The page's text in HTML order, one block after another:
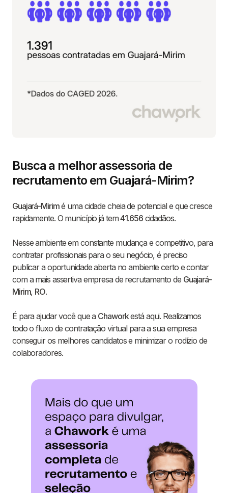
Busca a melhor assessoria de
recrutamento em Guajará-Mirim?
Guajará-Mirimé uma cidade cheia de potencial e que cresce
rapidamente. O município já tem41.656cidadãos.
Nesse ambiente em constante mudança e competitivo, para
contratar profissionais para o seu negócio, é preciso
publicar a oportunidade aberta no ambiente certo e contar
com a mais assertiva empresa de recrutamento de Guajará-
Mirim, RO.
É para ajudar você que a Chaworkestá aqui. Realizamos
todo o fluxo de contratação virtual para a sua empresa
conseguir os melhores candidatos e minimizar o rodízio de
colaboradores.